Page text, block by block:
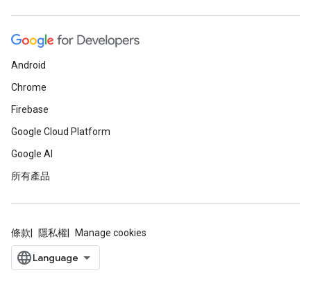
Android
Chrome
Firebase
Google Cloud Platform
Google AI
所有產品
條款 隱私權 Manage cookies